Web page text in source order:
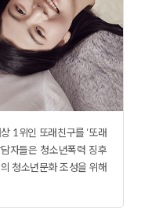
1위인 또래친구를 ‘또래
자들은 청소년폭력 징후
청소년문화 조성을 위해